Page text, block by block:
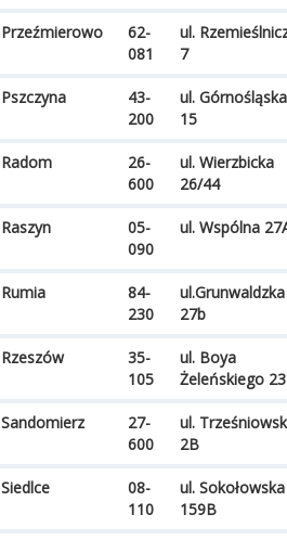
Przeźmierowo
62-
081
ul.
7
Pszczyna
43-
200
ul. Górnośląska
15
Radom
26-
600
ul. Wierzbicka
26/44
Raszyn
05-
090
ul. Wspólna
Rumia
84-
230
ul.Grunwaldzka
27b
Rzeszów
35-
105
ul. Boya
Żeleńskiego 23
Sandomierz
27-
600
ul.
2B
Siedlce
08-
110
ul. Sokołowska
159B